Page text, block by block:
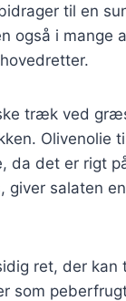
til en
også i mange
træk ved
Olivenolie
da det er rigt
giver salaten
ret, der
som